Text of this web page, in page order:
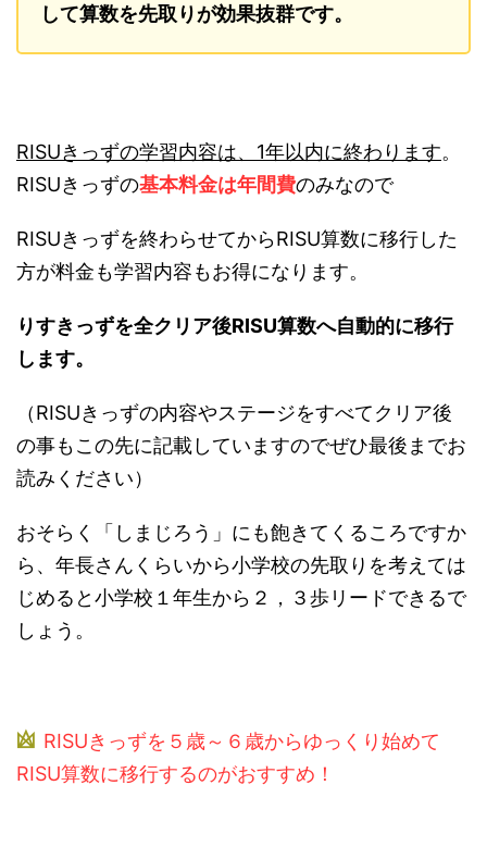
して算数を先取りが効果抜群です。
RISUきっずの学習内容は、1年以内に終わります。
RISUきっずの基本料金は年間費のみなので
RISUきっずを終わらせてからRISU算数に移行した
方が料金も学習内容もお得になります。
りすきっずを全クリア後RISU算数へ自動的に移行
します。
（RISUきっずの内容やステージをすべてクリア後
の事もこの先に記載していますのでぜひ最後までお
読みください）
おそらく「しまじろう」にも飽きてくるころですか
ら、年長さんくらいから小学校の先取りを考えては
じめると小学校１年生から２，３歩リードできるで
しょう。
RISUきっずを５歳～６歳からゆっくり始めて
RISU算数に移行するのがおすすめ！